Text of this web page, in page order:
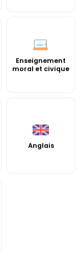
Enseignement
moral et civique
Anglais